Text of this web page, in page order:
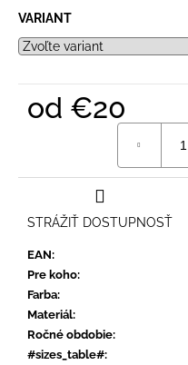
VARIANT
od €20
EAN:
Pre koho:
Farba:
Materiál:
Ročné obdobie:
#sizes_table#:
STRÁŽIŤ DOSTUPNOSŤ
BIELY
€16